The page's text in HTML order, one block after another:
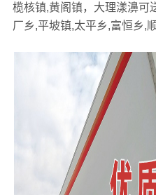
榄核镇,黄阁镇，大理漾濞可
厂乡,平坡镇,太平乡,富恒乡,